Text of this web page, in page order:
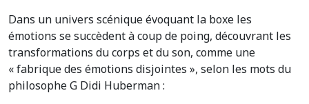
Dans un univers scénique évoquant la boxe les
émotions se succèdent à coup de poing, découvrant les
transformations du corps et du son, comme une
« fabrique des émotions disjointes », selon les mots du
philosophe G Didi Huberman :